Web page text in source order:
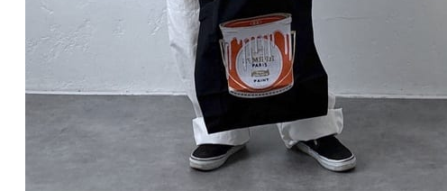
帽子
その他アウター
ソックス・その他雑貨